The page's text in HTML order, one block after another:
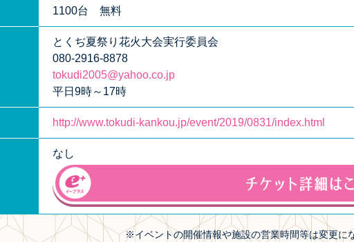
1100台 無料
とくぢ夏祭り花火大会実行委員会
080-2916-8878
tokudi2005@yahoo.co.jp
平日9時～17時
http://www.tokudi-kankou.jp/event/2019/0831/index.html
なし
※イベントの開催情報や施設の営業時間等は変更に